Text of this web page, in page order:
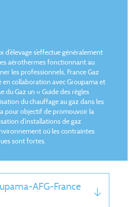
d’élevage s’effectue généralement
aérothermes fonctionnant au
les professionnels, France Gaz
en collaboration avec Groupama et
du Gaz un « Guide des règles
du chauffage au gaz dans les
a pour objectif de promouvoir la
d’installations de gaz
où les contraintes
sont fortes.
AFG-France